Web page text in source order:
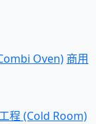
Oven) 商用
程 (Cold Room)